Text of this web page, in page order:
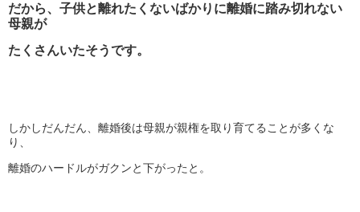
だから、子供と離れたくないばかりに離婚に踏み切れない
母親が
たくさんいたそうです。
しかしだんだん、離婚後は母親が親権を取り育てることが多くな
り、
離婚のハードルがガクンと下がったと。